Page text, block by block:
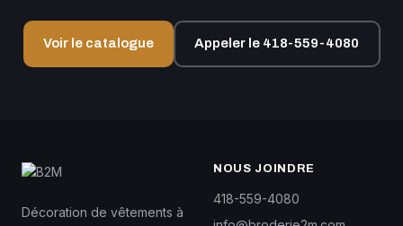
Voir le catalogue Appeler le 418-559-4080
Décoration de vêtements à
NOUS JOINDRE
418-559-4080